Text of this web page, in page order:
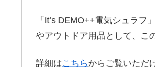
「It’s DEMO++電気シュラ
やアウトドア用品として、こ
詳細はこちら からご覧いただ